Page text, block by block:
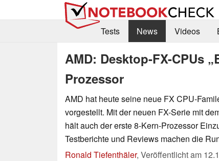
Tests
News Videos
AMD: Desktop-FX-CPUs
Prozessor
AMD hat heute seine neue FX CPU-
vorgestellt. Mit der neuen FX-Serie mit
hält auch der erste 8-Kern-Prozessor
Testberichte und Reviews machen die
Ronald Tiefenthäler, Veröffentlicht am